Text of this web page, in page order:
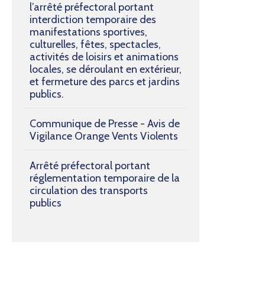
l’arrêté préfectoral portant
interdiction temporaire des
manifestations sportives,
culturelles, fêtes, spectacles,
activités de loisirs et animations
locales, se déroulant en extérieur,
et fermeture des parcs et jardins
publics.
Communique de Presse - Avis de
Vigilance Orange Vents Violents
Arrêté préfectoral portant
réglementation temporaire de la
circulation des transports
publics